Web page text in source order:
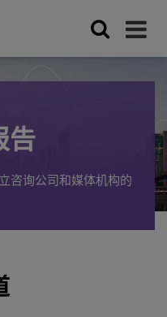
告
咨询公司和媒体机构的